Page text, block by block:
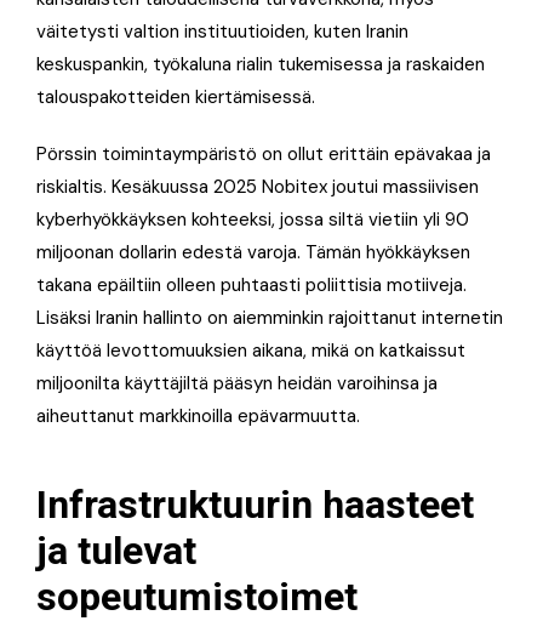
väitetysti valtion instituutioiden, kuten Iranin
keskuspankin, työkaluna rialin tukemisessa ja raskaiden
talouspakotteiden kiertämisessä.
Pörssin toimintaympäristö on ollut erittäin epävakaa ja
riskialtis. Kesäkuussa 2025 Nobitex joutui massiivisen
kyberhyökkäyksen kohteeksi, jossa siltä vietiin yli 90
miljoonan dollarin edestä varoja. Tämän hyökkäyksen
takana epäiltiin olleen puhtaasti poliittisia motiiveja.
Lisäksi Iranin hallinto on aiemminkin rajoittanut internetin
käyttöä levottomuuksien aikana, mikä on katkaissut
miljoonilta käyttäjiltä pääsyn heidän varoihinsa ja
aiheuttanut markkinoilla epävarmuutta.
Infrastruktuurin haasteet
ja tulevat
sopeutumistoimet